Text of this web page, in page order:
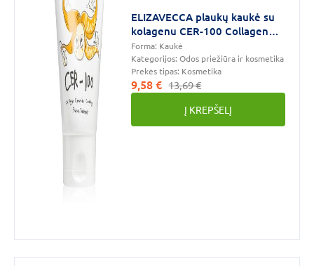
ELIZAVECCA plaukų kaukė su
kolagenu CER-100 Collagen
Ceramide Coating Protein, 100
ml
Forma: Kaukė
Kategorijos:Odos priežiūra ir kosmetika
Prekės tipas: Kosmetika
9,58 € 13,69 €
Į KREPŠELĮ